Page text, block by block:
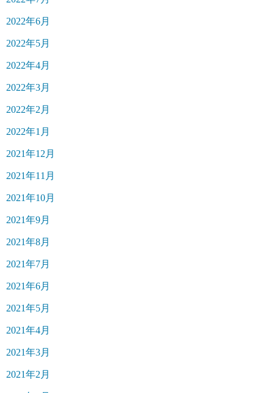
2022年6月
2022年5月
2022年4月
2022年3月
2022年2月
2022年1月
2021年12月
2021年11月
2021年10月
2021年9月
2021年8月
2021年7月
2021年6月
2021年5月
2021年4月
2021年3月
2021年2月